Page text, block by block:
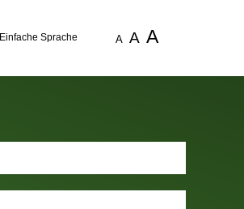
Einfache Sprache A A A